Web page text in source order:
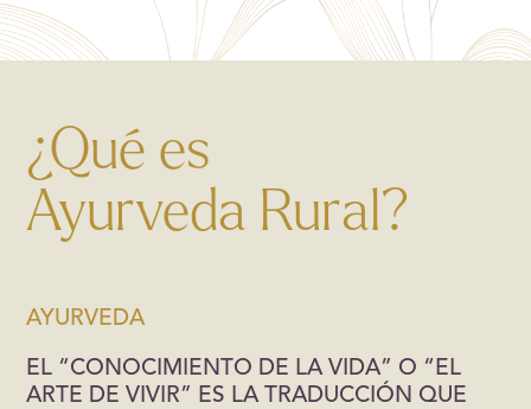
¿Qué es
Ayurveda Rural?
AYURVEDA
EL “CONOCIMIENTO DE LA VIDA” O “EL
ARTE DE VIVIR” ES LA TRADUCCIÓN QUE